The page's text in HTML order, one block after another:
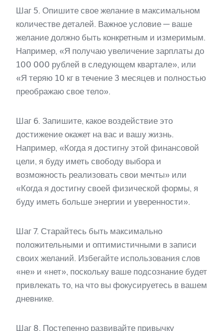
Шаг 5. Опишите свое желание в максимальном
количестве деталей. Важное условие — ваше
желание должно быть конкретным и измеримым.
Например, «Я получаю увеличение зарплаты до
100 000 рублей в следующем квартале», или
«Я теряю 10 кг в течение 3 месяцев и полностью
преображаю свое тело».
Шаг 6. Запишите, какое воздействие это
достижение окажет на вас и вашу жизнь.
Например, «Когда я достигну этой финансовой
цели, я буду иметь свободу выбора и
возможность реализовать свои мечты» или
«Когда я достигну своей физической формы, я
буду иметь больше энергии и уверенности».
Шаг 7. Старайтесь быть максимально
положительными и оптимистичными в записи
своих желаний. Избегайте использования слов
«не» и «нет», поскольку ваше подсознание будет
привлекать то, на что вы фокусируетесь в вашем
дневнике.
Шаг 8. Постепенно развивайте привычку